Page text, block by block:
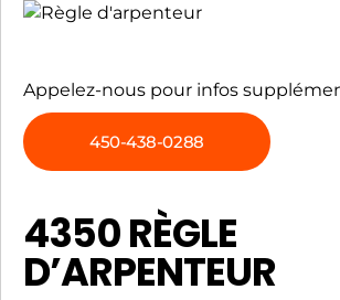
Appelez-nous pour infos
450-438-0288
4350 RÈGLE
D’ARPENTEUR